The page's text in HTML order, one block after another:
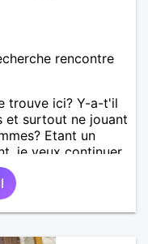
rencontre
trouve ici? Y-a-t'il
et surtout ne jouant
Etant un
je veux continuer
la petite famille
et autres
ne